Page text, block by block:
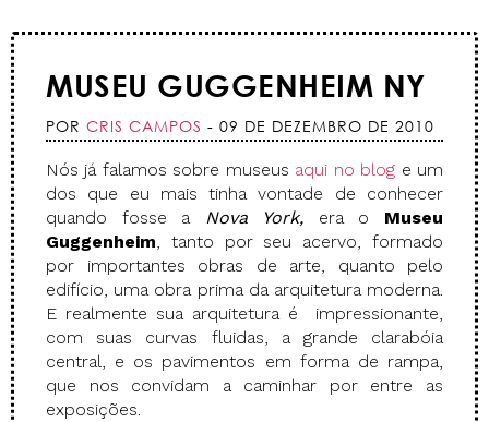
MUSEU GUGGENHEIM NY
POR CRIS CAMPOS - 09 DE DEZEMBRO DE 2010
Nós já falamos sobre museus aqui no blog e um
dos que eu mais tinha vontade de conhecer
quando fosse a Nova York, era o Museu
Guggenheim, tanto por seu acervo, formado
por importantes obras de arte, quanto pelo
edifício, uma obra prima da arquitetura moderna.
E realmente sua arquitetura é impressionante,
com suas curvas fluidas, a grande clarabóia
central, e os pavimentos em forma de rampa,
que nos convidam a caminhar por entre as
exposições.